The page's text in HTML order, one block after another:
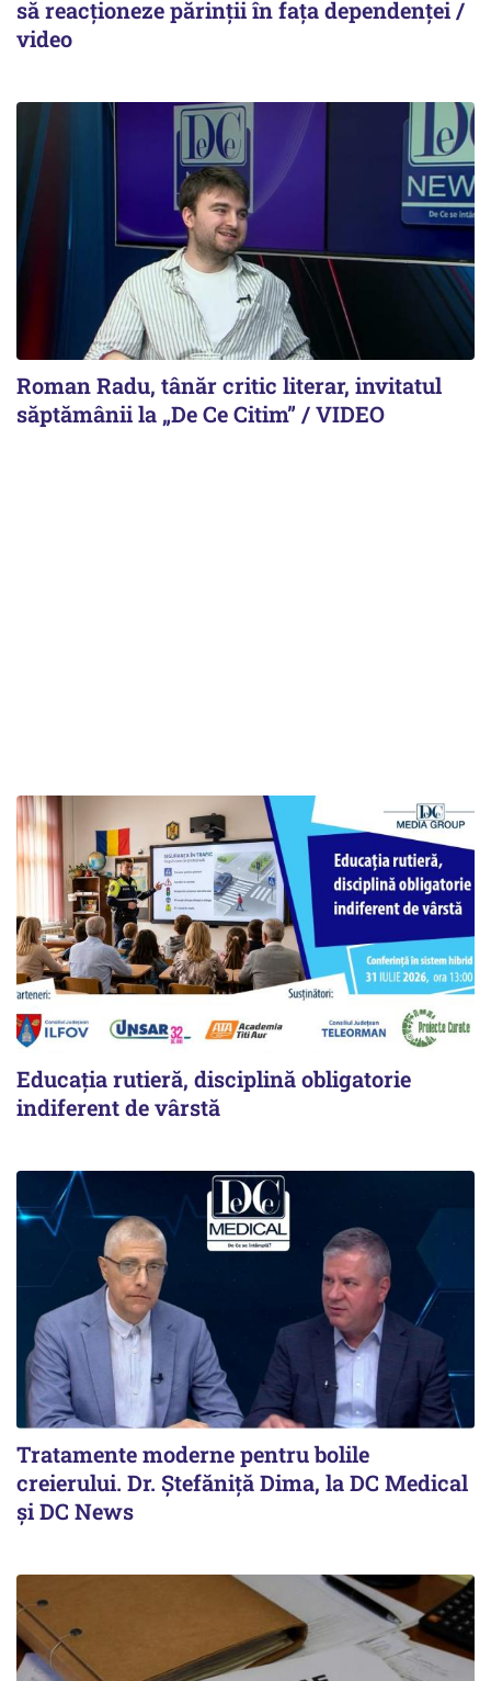
să reacționeze părinții în fața dependenței /
video
Roman Radu, tânăr critic literar, invitatul
săptămânii la „De Ce Citim” / VIDEO
Educația rutieră, disciplină obligatorie
indiferent de vârstă
Tratamente moderne pentru bolile
creierului. Dr. Ștefăniță Dima, la DC Medical
și DC News